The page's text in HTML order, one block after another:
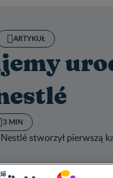
ARTYKUŁ
3 MIN
stworzył pierwszą